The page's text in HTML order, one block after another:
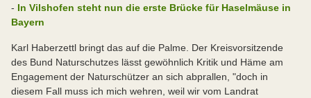
- In Vilshofen steht nun die erste Brücke für Haselmäuse in
Bayern
Karl Haberzettl bringt das auf die Palme. Der Kreisvorsitzende
des Bund Naturschutzes lässt gewöhnlich Kritik und Häme am
Engagement der Naturschützer an sich abprallen, "doch in
diesem Fall muss ich mich wehren, weil wir vom Landrat